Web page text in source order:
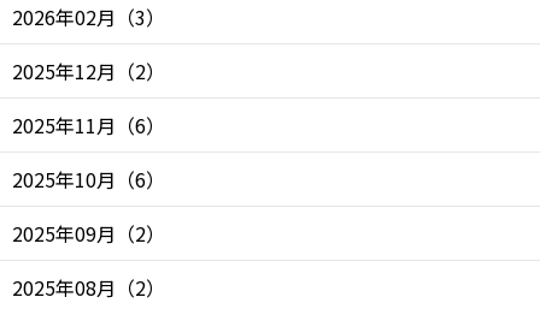
2026年02月 （3）
2025年12月 （2）
2025年11月 （6）
2025年10月 （6）
2025年09月 （2）
2025年08月 （2）